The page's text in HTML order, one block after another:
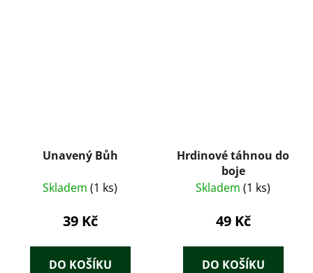
Unavený Bůh
Skladem (1 ks)
39 Kč
DO KOŠÍKU
Hrdinové táhnou do
boje
Skladem (1 ks)
49 Kč
DO KOŠÍKU